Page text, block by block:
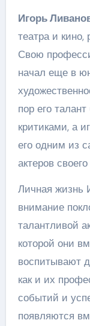
Игорь
театра и кино,
Свою
начал еще в
пор его
критиками, а
его одним из
актеров
Личная жизнь
внимание
талантливой
которой они
воспитывают
как и их
событий и
появляются